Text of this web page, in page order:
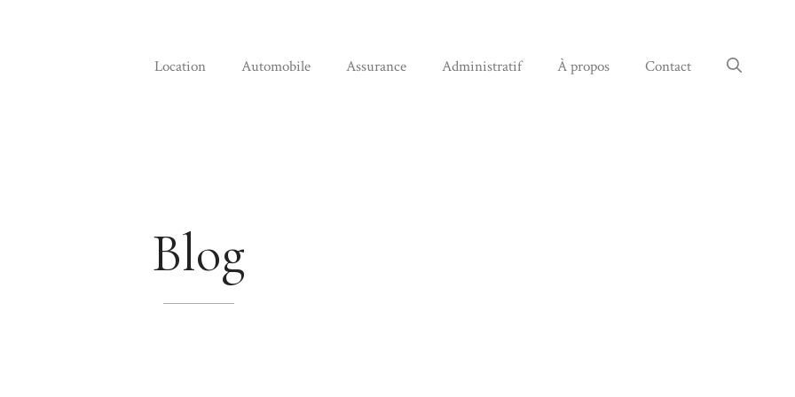
Location Automobile Assurance Administratif À propos Contact
Blog